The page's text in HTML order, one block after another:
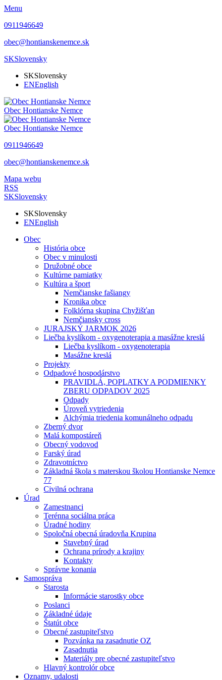
Menu
0911946649
obec@hontianskenemce.sk
SKSlovensky
SKSlovensky
ENEnglish
Obec Hontianske Nemce
Obec Hontianske Nemce
0911946649
obec@hontianskenemce.sk
Mapa webu
RSS
SKSlovensky
SKSlovensky
ENEnglish
Obec
História obce
Obec v minulosti
Družobné obce
Kultúrne pamiatky
Kultúra a šport
Nemčianske fašiangy
Kronika obce
Folklórna skupina Chyžišťan
Nemčiansky cross
JURAJSKÝ JARMOK 2026
Liečba kyslíkom - oxygenoterapia a masážne kreslá
Liečba kyslíkom - oxygenoterapia
Masážne kreslá
Projekty
Odpadové hospodárstvo
PRAVIDLÁ, POPLATKY A PODMIENKY
ZBERU ODPADOV 2025
Odpady
Úroveň vytriedenia
Alchýmia triedenia komunálneho odpadu
Zberný dvor
Malá kompostáreň
Obecný vodovod
Farský úrad
Zdravotníctvo
Základná škola s materskou školou Hontianske Nemce
77
Civilná ochrana
Úrad
Zamestnanci
Terénna sociálna práca
Úradné hodiny
Spoločná obecná úradovňa Krupina
Stavebný úrad
Ochrana prírody a krajiny
Kontakty
Správne konania
Samospráva
Starosta
Informácie starostky obce
Poslanci
Základné údaje
Štatút obce
Obecné zastupiteľstvo
Pozvánka na zasadnutie OZ
Zasadnutia
Materiály pre obecné zastupiteľstvo
Hlavný kontrolór obce
Oznamy, udalosti